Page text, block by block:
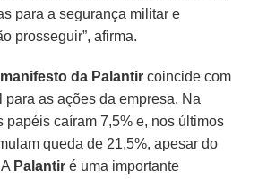
para a segurança militar e
prosseguir”, afirma.
manifesto da Palantir coincide com
para as ações da empresa. Na
papéis caíram 7,5% e, nos últimos
queda de 21,5%, apesar do
Palantir é uma importante